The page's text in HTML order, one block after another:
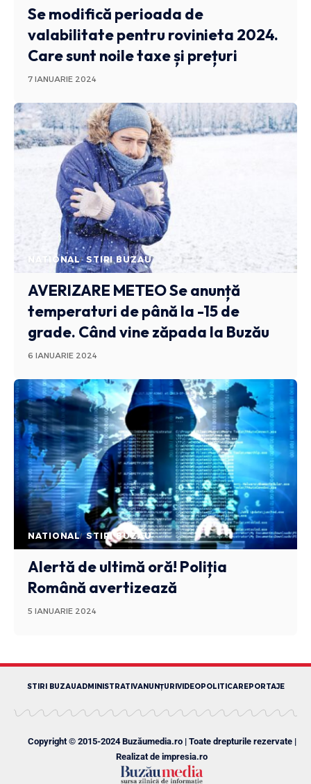
Se modifică perioada de
valabilitate pentru rovinieta 2024.
Care sunt noile taxe și prețuri
7 IANUARIE 2024
NATIONAL STIRI BUZAU
AVERIZARE METEOSe anunță
temperaturi de până la -15 de
grade. Când vine zăpada la Buzău
6 IANUARIE 2024
NATIONAL STIRI BUZAU
Alertă de ultimă oră! Poliția
Română avertizează
5 IANUARIE 2024
STIRI BUZAUADMINISTRATIVANUNȚURIVIDEOPOLITICAREPORTAJE
Copyright © 2015-2024 Buzăumedia.ro | Toate drepturile rezervate |
Realizat de impresia.ro